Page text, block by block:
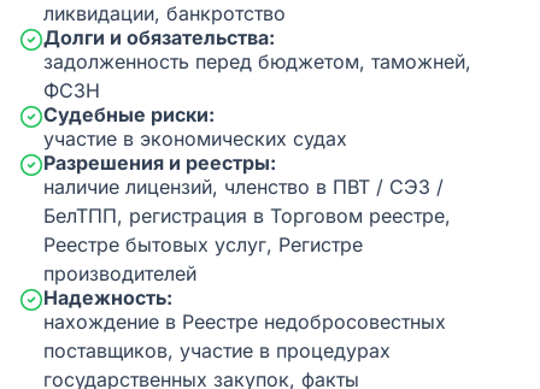
ликвидации, банкротство
Долги и обязательства:
задолженность перед бюджетом, таможней,
ФСЗН
Судебные риски:
участие в экономических судах
Разрешения и реестры:
наличие лицензий, членство в ПВТ / СЭЗ /
БелТПП, регистрация в Торговом реестре,
Реестре бытовых услуг, Регистре
производителей
Надежность:
нахождение в Реестре недобросовестных
поставщиков, участие в процедурах
государственных закупок, факты